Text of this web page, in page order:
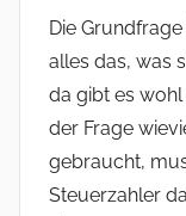
Die
alles das, was
da gibt es
der Frage
gebraucht,
Steuerzahler